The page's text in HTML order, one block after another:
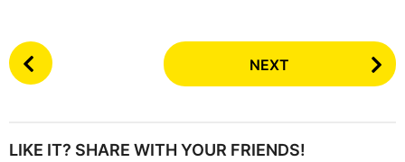
P
o
P
NEXT
LIKE IT? SHARE WITH YOUR FRIENDS!